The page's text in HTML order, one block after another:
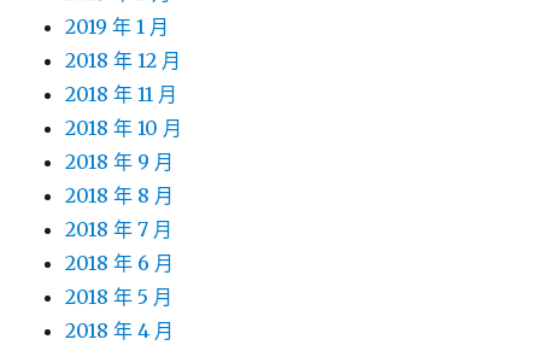
2019 年 1 月
2018 年 12 月
2018 年 11 月
2018 年 10 月
2018 年 9 月
2018 年 8 月
2018 年 7 月
2018 年 6 月
2018 年 5 月
2018 年 4 月